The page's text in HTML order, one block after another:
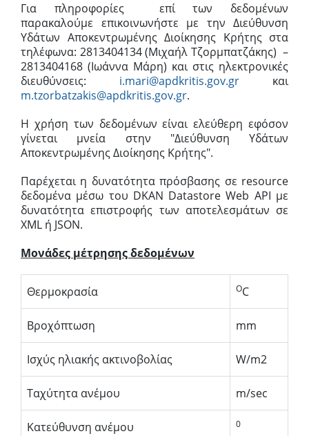
Για πληροφορίες επί των δεδομένων
παρακαλούμε επικοινωνήστε με την Διεύθυνση
Υδάτων Αποκεντρωμένης Διοίκησης Κρήτης στα
τηλέφωνα: 2813404134 (Μιχαήλ Τζορμπατζάκης) –
2813404168 (Ιωάννα Μάρη) και στις ηλεκτρονικές
διευθύνσεις: i.mari@apdkritis.gov.gr και
m.tzorbatzakis@apdkritis.gov.gr.
Η χρήση των δεδομένων είναι ελεύθερη εφόσον
γίνεται μνεία στην "Διεύθυνση Υδάτων
Αποκεντρωμένης Διοίκησης Κρήτης".
Παρέχεται η δυνατότητα πρόσβασης σε resource
δεδομένα μέσω του DKAN Datastore Web API με
δυνατότητα επιστροφής των αποτελεσμάτων σε
XML ή JSON.
Μονάδες μέτρησης δεδομένων
Θερμοκρασία OC
Βροχόπτωση mm
Ισχύς ηλιακής ακτινοβολίας W/m2
Ταχύτητα ανέμου m/sec
Κατεύθυνση ανέμου 0